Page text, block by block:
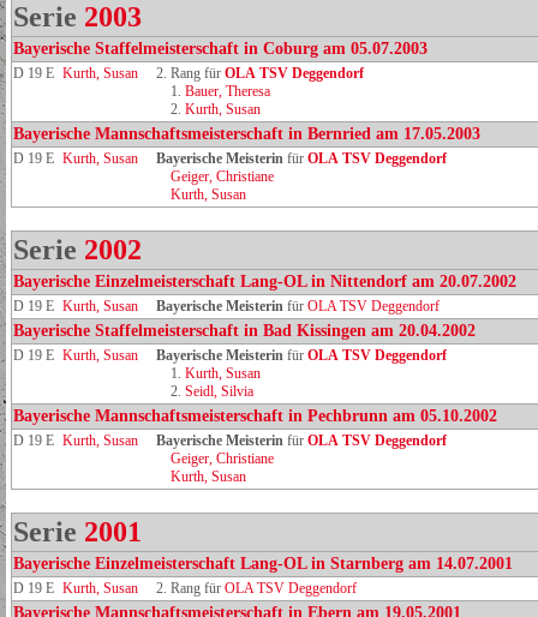
Serie 2003
Bayerische Staffelmeisterschaft in Coburg am 05.07.2003
D 19 E Kurth, Susan 2. Rang für OLA TSV Deggendorf
1. Bauer, Theresa
2. Kurth, Susan
Bayerische Mannschaftsmeisterschaft in Bernried am 17.05.2003
D 19 E Kurth, Susan Bayerische Meisterin für OLA TSV Deggendorf
Geiger, Christiane
Kurth, Susan
Serie 2002
Bayerische Einzelmeisterschaft Lang-OL in Nittendorf am 20.07.2002
D 19 E Kurth, Susan Bayerische Meisterin für OLA TSV Deggendorf
Bayerische Staffelmeisterschaft in Bad Kissingen am 20.04.2002
D 19 E Kurth, Susan Bayerische Meisterin für OLA TSV Deggendorf
1. Kurth, Susan
2. Seidl, Silvia
Bayerische Mannschaftsmeisterschaft in Pechbrunn am 05.10.2002
D 19 E Kurth, Susan Bayerische Meisterin für OLA TSV Deggendorf
Geiger, Christiane
Kurth, Susan
Serie 2001
Bayerische Einzelmeisterschaft Lang-OL in Starnberg am 14.07.2001
D 19 E Kurth, Susan 2. Rang für OLA TSV Deggendorf
Bayerische Mannschaftsmeisterschaft in Ebern am 19.05.2001